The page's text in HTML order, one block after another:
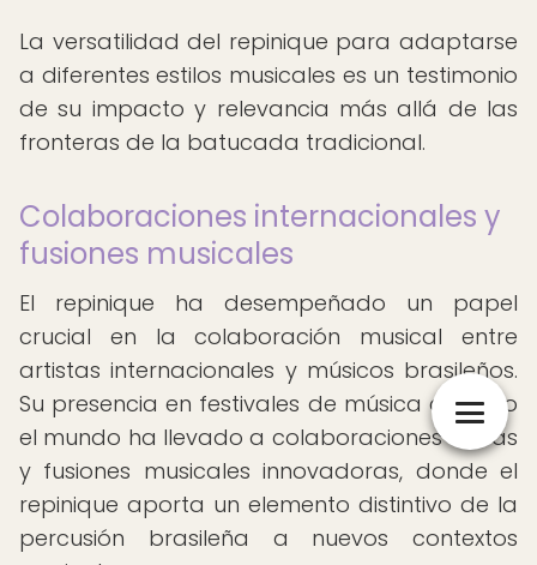
La versatilidad del repinique para adaptarse
a diferentes estilos musicales es un testimonio
de su impacto y relevancia más allá de las
fronteras de la batucada tradicional.
Colaboraciones internacionales y
fusiones musicales
El repinique ha desempeñado un papel
crucial en la colaboración musical entre
artistas internacionales y músicos brasileños.
Su presencia en festivales de música de todo
el mundo ha llevado a colaboraciones únicas
y fusiones musicales innovadoras, donde el
repinique aporta un elemento distintivo de la
percusión brasileña a nuevos contextos